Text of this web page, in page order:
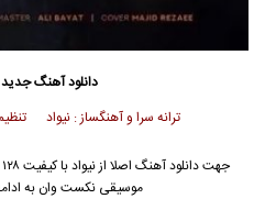
دانلود آهنگ جدید
ترانه سرا و آهنگساز : نیواد
موسیقی نکست وان به